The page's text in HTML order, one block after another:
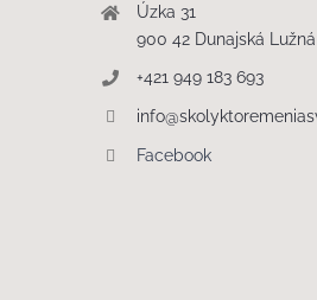
Úzka 31
900 42 Dunajská
+421 949 183 693
Facebook